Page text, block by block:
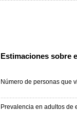
Estimaciones sobre
Número de personas que
Prevalencia en adultos de